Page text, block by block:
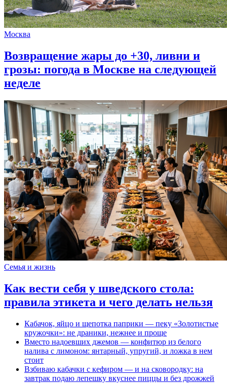
Москва
Возвращение жары до +30, ливни и
грозы: погода в Москве на следующей
неделе
Семья и жизнь
Как вести себя у шведского стола:
правила этикета и чего делать нельзя
Кабачок, яйцо и щепотка паприки — пеку «Золотистые
кружочки»: не драники, нежнее и проще
Вместо надоевших джемов — конфитюр из белого
налива с лимоном: янтарный, упругий, и ложка в нем
стоит
Взбиваю кабачки с кефиром — и на сковородку: на
завтрак подаю лепешку вкуснее пиццы и без дрожжей